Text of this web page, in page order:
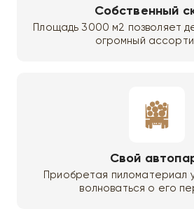
Собственный
Площадь 3000 м2 позволяет
огромный
Свой
Приобретая пиломатериал
волноваться о его